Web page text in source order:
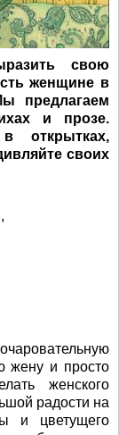
свою
женщине в
предлагаем
и прозе.
открытках,
своих
жену и просто
женского
радости на
и цветущего